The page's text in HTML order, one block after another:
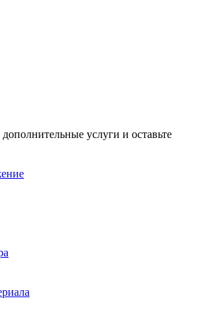
услуги и оставьте